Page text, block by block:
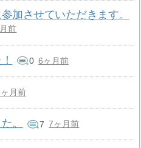
加させていただきます。
前
0 6ヶ月前
月前
。 7 7ヶ月前